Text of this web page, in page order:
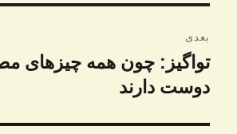
بعدی
نوشته
بعدی:
تواگیز: چون همه چیزهای
دوست دارند